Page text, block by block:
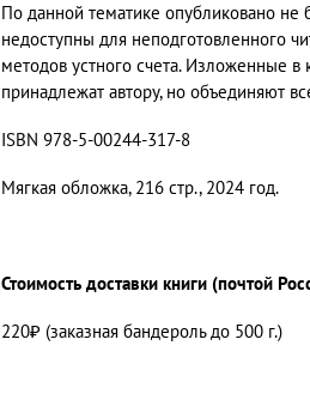
По данной тематике опубликовано не
недоступны для неподготовленного
методов устного счета. Изложенные
принадлежат автору, но объединяют
ISBN 978-5-00244-317-8
Мягкая обложка, 216 стр., 2024 год.
Стоимость доставки книги (почтой
220₽ (заказная бандероль до 500 г.)